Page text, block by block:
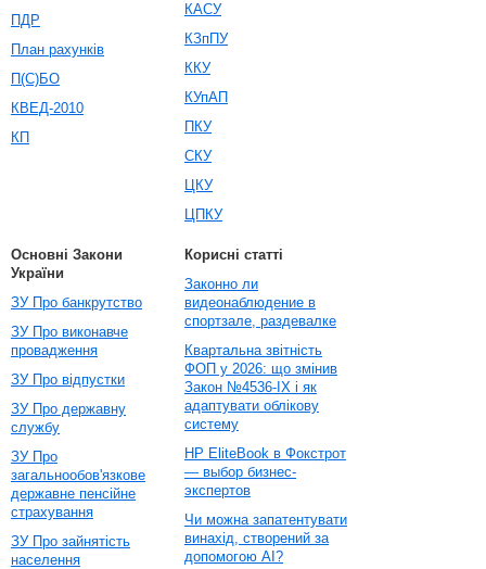
ПДР
План рахунків
П(С)БО
КВЕД-2010
КП
КАСУ
КЗпПУ
ККУ
КУпАП
ПКУ
СКУ
ЦКУ
ЦПКУ
Основні Закони
України
ЗУ Про банкрутство
ЗУ Про виконавче
провадження
ЗУ Про відпустки
ЗУ Про державну
службу
ЗУ Про
загальнообов'язкове
державне пенсійне
страхування
ЗУ Про зайнятість
населення
Корисні статті
Законно ли
видеонаблюдение в
спортзале, раздевалке
Квартальна звітність
ФОП у 2026: що змінив
Закон №4536-IX і як
адаптувати облікову
систему
HP EliteBook в Фокстрот
— выбор бизнес-
экспертов
Чи можна запатентувати
винахід, створений за
допомогою AI?